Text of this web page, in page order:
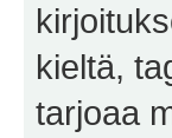
kieltä,
tarjoaa